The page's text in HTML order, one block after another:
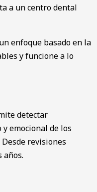
a un centro dental
enfoque basado en la
y funcione a lo
detectar
emocional de los
revisiones
años.